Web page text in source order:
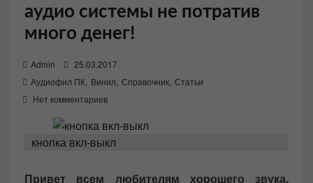
аудио системы не потратив
много денег!
Admin
o
s
e
d
25.03.2017
Аудиофил ПК Винил Справочник Статьи
Нет комментариев
кнопка вкл-выкл
Привет всем любителям хорошего звука,